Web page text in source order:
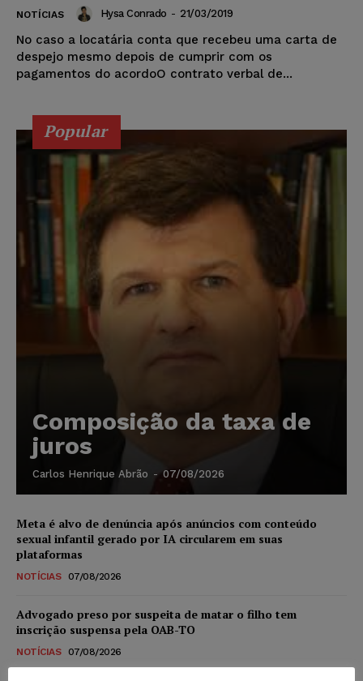
NOTÍCIAS Hysa Conrado - 21/03/2019
No caso a locatária conta que recebeu uma carta de
despejo mesmo depois de cumprir com os
pagamentos do acordoO contrato verbal de...
Popular
Composição da taxa de
juros
Carlos Henrique Abrão - 07/08/2026
Meta é alvo de denúncia após anúncios com conteúdo
sexual infantil gerado por IA circularem em suas
plataformas
NOTÍCIAS 07/08/2026
Advogado preso por suspeita de matar o filho tem
inscrição suspensa pela OAB-TO
NOTÍCIAS 07/08/2026